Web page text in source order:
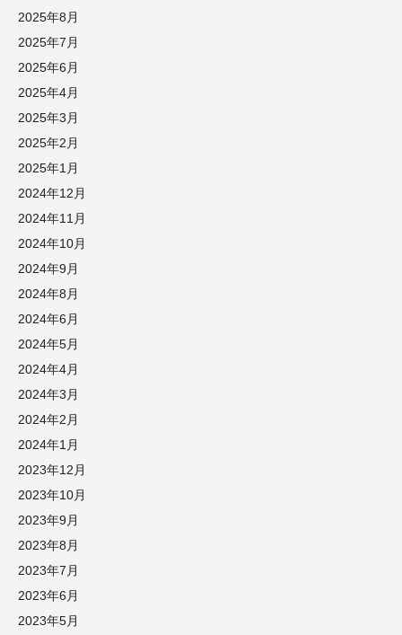
2025年8月
2025年7月
2025年6月
2025年4月
2025年3月
2025年2月
2025年1月
2024年12月
2024年11月
2024年10月
2024年9月
2024年8月
2024年6月
2024年5月
2024年4月
2024年3月
2024年2月
2024年1月
2023年12月
2023年10月
2023年9月
2023年8月
2023年7月
2023年6月
2023年5月